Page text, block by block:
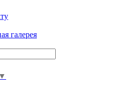
галерея
▼